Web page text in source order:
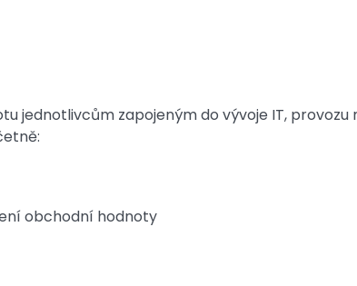
jednotlivcům zapojeným do vývoje IT, provozu
obchodní hodnoty